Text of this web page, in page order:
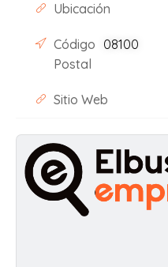
Ubicación
Código
Postal
08100
Sitio Web